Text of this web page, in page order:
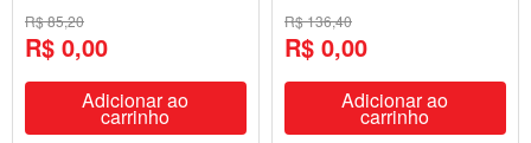
R$ 85,20
R$ 0,00
Adicionar ao
carrinho
R$ 136,40
R$ 0,00
Adicionar ao
carrinho